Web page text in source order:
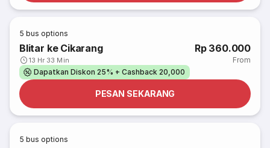
5 bus options
Blitar ke Cikarang
13 Hr 33 Min
Rp 360.000
From
Dapatkan Diskon 25% + Cashback 20,000
PESAN SEKARANG
5 bus options